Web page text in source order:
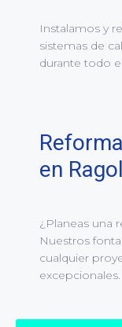
Instalamos y
sistemas de
durante todo
en Ragol
¿Planeas una
Nuestros
cualquier
excepcionales.